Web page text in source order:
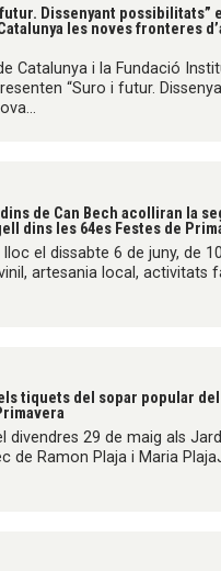
Dissenyant possibilitats”
les noves fronteres
Catalunya i la Fundació
“Suro i futur.
de Can Bech acolliran la
dins les 64es Festes de
lloc el dissabte 6 de juny, de
artesania local, activitats
tiquets del sopar popular
divendres 29 de maig als
de Ramon Plaja i Maria